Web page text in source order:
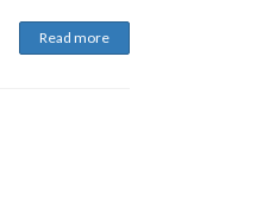
Read more